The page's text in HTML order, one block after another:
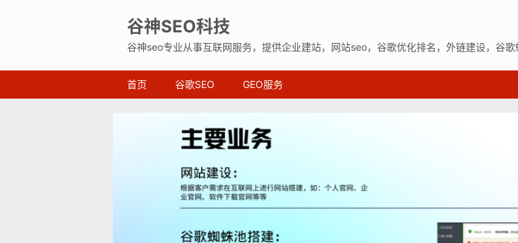
谷神SEO科技
谷神seo专业从事互联网服务，提供企业建站，网站seo，谷歌优化排名，外链建设，谷歌
首页 谷歌SEO GEO服务